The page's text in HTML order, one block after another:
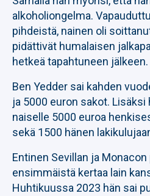
alkoholiongelma.
pihdeistä, nainen oli
pidättivät humalaisen
hetkeä tapahtuneen jälkeen.
Ben Yedder sai kahden
ja 5000 euron sakot.
naiselle 5000 euroa
sekä 1500 hänen
Entinen Sevillan ja Monacon
ensimmäistä kertaa lain
Huhtikuussa 2023 hän sai